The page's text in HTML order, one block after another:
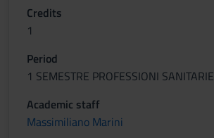
Credits
1
Period
1 SEMESTRE PROFESSIONI SANITARIE
Academic staff
Massimiliano Marini